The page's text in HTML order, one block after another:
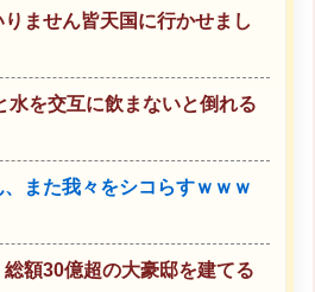
ません皆天国に行かせまし
水を交互に飲まないと倒れる
、また我々をシコらすｗｗｗ
額30億超の大豪邸を建てる